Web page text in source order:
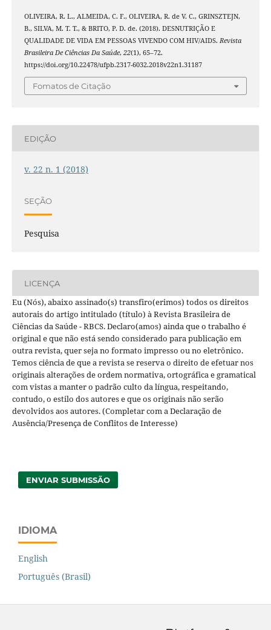
OLIVEIRA, R. L., ALMEIDA, C. F., OLIVEIRA, R. de V. C., GRINSZTEJN,
B., SILVA, M. T. T., & BRITO, P. D. de. (2018). DESNUTRIÇÃO E
QUALIDADE DE VIDA EM PESSOAS VIVENDO COM HIV/AIDS. Revista
Brasileira De Ciências Da Saúde, 22(1), 65–72.
https://doi.org/10.22478/ufpb.2317-6032.2018v22n1.31187
Fomatos de Citação
EDIÇÃO
v. 22 n. 1 (2018)
SEÇÃO
Pesquisa
LICENÇA
Eu (Nós), abaixo assinado(s) transfiro(erimos) todos os direitos
autorais do artigo intitulado (título) à Revista Brasileira de
Ciências da Saúde - RBCS. Declaro(amos) ainda que o trabalho é
original e que não está sendo considerado para publicação em
outra revista, quer seja no formato impresso ou no eletrônico.
Temos ciência de que a revista se reserva o direito de efetuar nos
originais alterações de ordem normativa, ortográfica e gramatical
com vistas a manter o padrão culto da língua, respeitando,
contudo, o estilo dos autores e que os originais não serão
devolvidos aos autores. (Completar com a Declaração de
Ausência/Presença de Conflitos de Interesse)
ENVIAR SUBMISSÃO
IDIOMA
English
Português (Brasil)